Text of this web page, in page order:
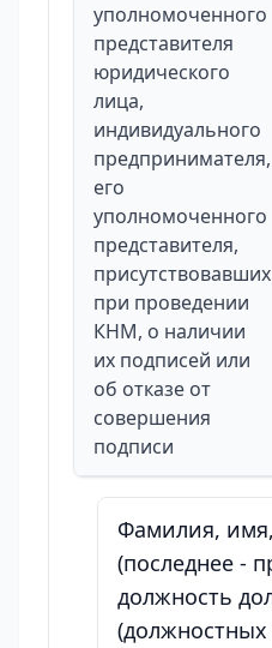
уполномоченного
представителя
юридического
лица,
индивидуального
предпринимателя,
его
уполномоченного
представителя,
присутствовавших
при проведении
КНМ, о наличии
их подписей или
об отказе от
совершения
подписи
Фамилия,
(последнее -
должность
(должностных